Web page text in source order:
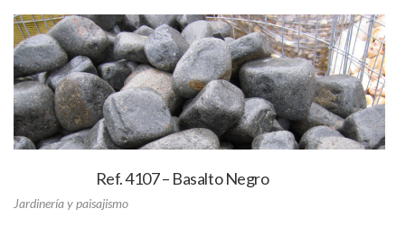
Ref. 4107 – Basalto Negro
Jardinería y paisajismo